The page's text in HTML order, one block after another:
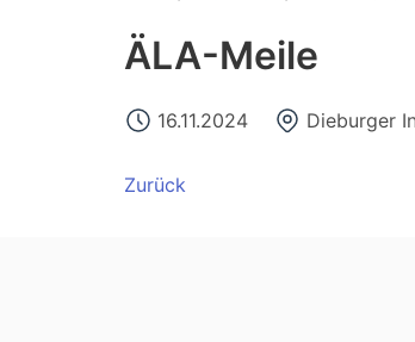
ÄLA-Meile
16.11.2024 Dieburger
Zurück